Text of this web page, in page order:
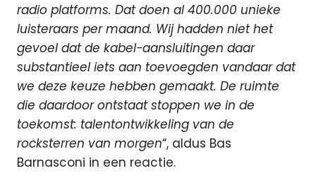
radio platforms. Dat doen al 400.000 unieke
luisteraars per maand. Wij hadden niet het
gevoel dat de kabel-aansluitingen daar
substantieel iets aan toevoegden vandaar dat
we deze keuze hebben gemaakt. De ruimte
die daardoor ontstaat stoppen we in de
toekomst: talentontwikkeling van de
rocksterren van morgen“, aldus Bas
Barnasconi in een reactie.